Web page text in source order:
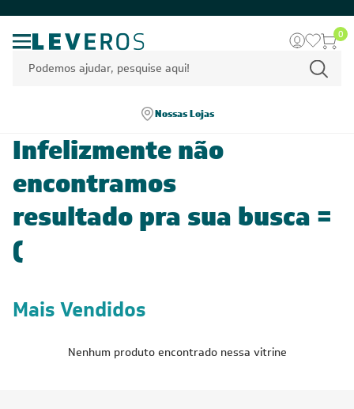
0
Nossas Lojas
Infelizmente não
encontramos
resultado pra sua busca =
(
Mais Vendidos
Nenhum produto encontrado nessa vitrine